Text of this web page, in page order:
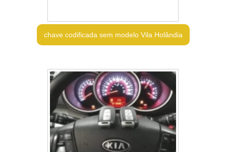
chave codificada sem modelo Vila Holândia